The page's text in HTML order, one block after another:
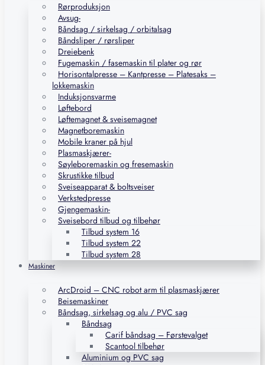
Rørproduksjon
Avsug-
Båndsag / sirkelsag / orbitalsag
Båndsliper / rørsliper
Dreiebenk
Fugemaskin / fasemaskin til plater og rør
Horisontalpresse – Kantpresse – Platesaks –
lokkemaskin
Induksjonsvarme
Løftebord
Løftemagnet & sveisemagnet
Magnetboremaskin
Mobile kraner på hjul
Plasmaskjærer-
Søyleboremaskin og fresemaskin
Skrustikke tilbud
Sveiseapparat & boltsveiser
Verkstedpresse
Gjengemaskin-
Sveisebord tilbud og tilbehør
Tilbud system 16
Tilbud system 22
Tilbud system 28
Maskiner
ArcDroid – CNC robot arm til plasmaskjærer
Beisemaskiner
Båndsag, sirkelsag og alu / PVC sag
Båndsag
Carif båndsag – Førstevalget
Scantool tilbehør
Aluminium og PVC sag